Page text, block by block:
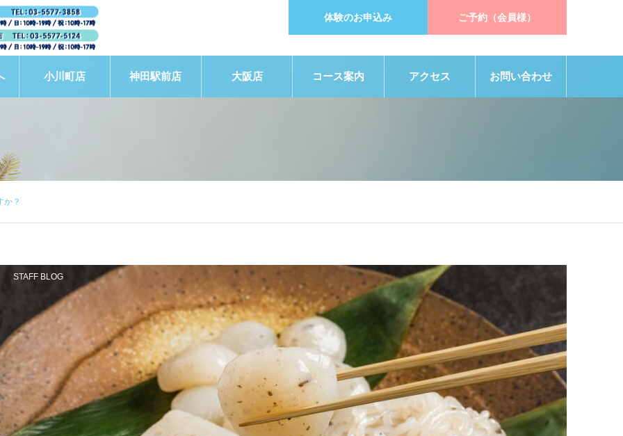
体験のお申込み ご予約（会員様）
小川町店 神田駅前店 大阪店 コース案内 アクセス お問い合わせ
か？
STAFF BLOG